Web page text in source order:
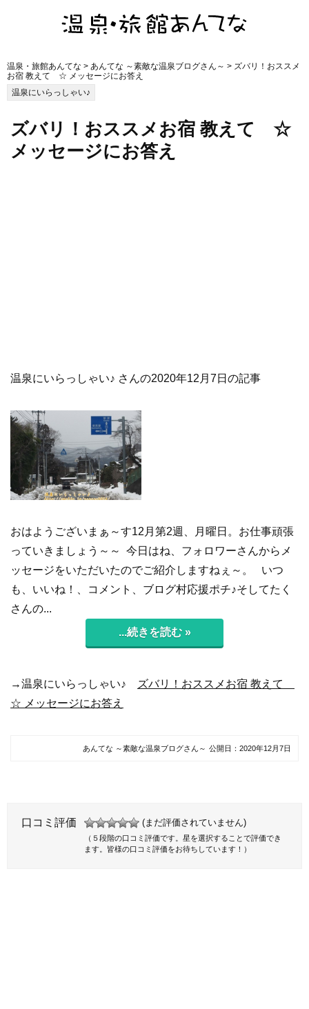
温泉・旅館あんてな > あんてな ～素敵な温泉ブログさん～ > ズバリ！おススメ
お宿 教えて ☆ メッセージにお答え
温泉にいらっしゃい♪
ズバリ！おススメお宿 教えて ☆
メッセージにお答え
温泉にいらっしゃい♪ さんの2020年12月7日の記事
おはようございまぁ～す12月第2週、月曜日。お仕事頑張
っていきましょう～～ 今日はね、フォロワーさんからメ
ッセージをいただいたのでご紹介しますねぇ～。 いつ
も、いいね！、コメント、ブログ村応援ポチ♪そしてたく
さんの...
...続きを読む »
→温泉にいらっしゃい♪
ズバリ！おススメお宿 教えて
☆ メッセージにお答え
あんてな ～素敵な温泉ブログさん～ 公開日： 2020年12月7日
口コミ評価 (まだ評価されていません)
（５段階の口コミ評価です。星を選択することで評価でき
ます。皆様の口コミ評価をお待ちしています！）